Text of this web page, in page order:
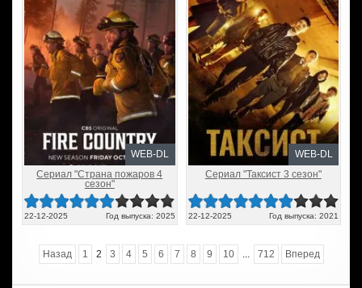
WEB-DL
Сериал "Страна пожаров 4
сезон"
22-12-2025 Год выпуска: 2025
WEB-DL
Сериал "Таксист 3 сезон"
22-12-2025 Год выпуска: 2021
Назад 1 2 3 4 5 6 7 8 9 10 ... 712 Вперед